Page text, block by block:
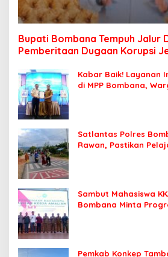
Bupati Bombana Tempuh Jalur
Pemberitaan Dugaan Korupsi
Kabar Baik! Layanan
di MPP Bombana,
Satlantas Polres
Rawan, Pastikan
Sambut Mahasiswa
Bombana Minta
Pemkab Konkep